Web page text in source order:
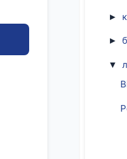
►
►
▼